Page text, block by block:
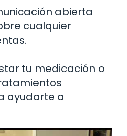
abierta
cualquier
tu medicación o
ayudarte a